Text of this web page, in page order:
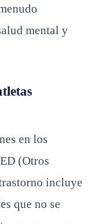
mental y
en los
(Otros
incluye
que no se